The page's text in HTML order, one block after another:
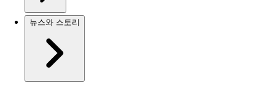
뉴스와 스토리